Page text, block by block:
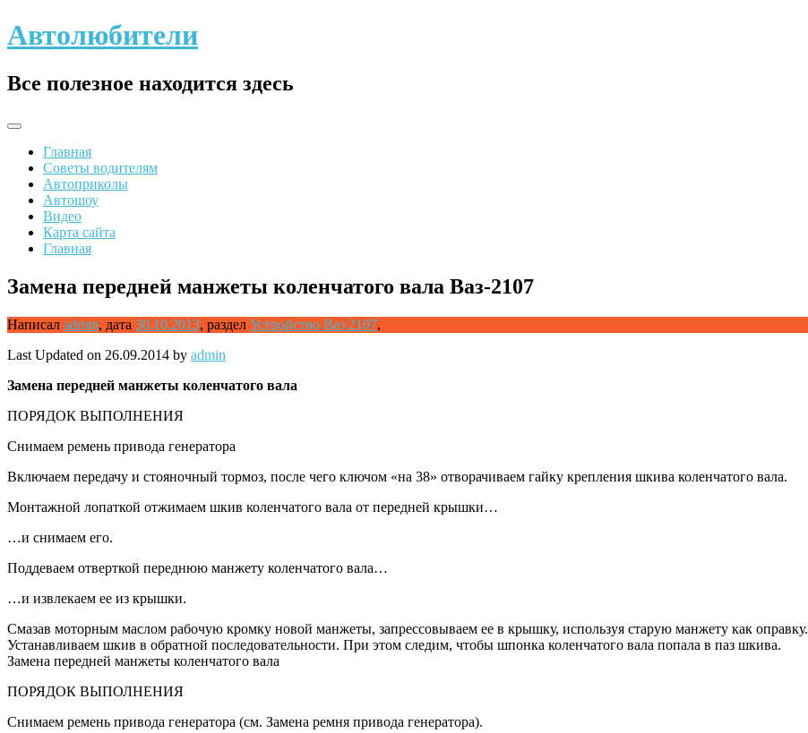
Skip
to
Автолюбители
Все полезное находится здесь
Главная
Советы водителям
Автоприколы
Автошоу
Видео
Карта сайта
Главная
Замена передней манжеты коленчатого вала Ваз-2107
Написал admin, дата 30.10.2013, раздел Устройство Ваз 2107,
Last Updated on 26.09.2014 by admin
Замена передней манжеты коленчатого вала
ПОРЯДОК ВЫПОЛНЕНИЯ
Снимаем ремень привода генератора
Включаем передачу и стояночный тормоз, после чего ключом «на 38» отворачиваем гайку крепления шкива коленчатого вала.
Монтажной лопаткой отжимаем шкив коленчатого вала от передней крышки…
…и снимаем его.
Поддеваем отверткой переднюю манжету коленчатого вала…
…и извлекаем ее из крышки.
Смазав моторным маслом рабочую кромку новой манжеты, запрессовываем ее в крышку, используя старую манжету как оправку.
Устанавливаем шкив в обратной последовательности. При этом следим, чтобы шпонка коленчатого вала попала в паз шкива.
Замена передней манжеты коленчатого вала
ПОРЯДОК ВЫПОЛНЕНИЯ
Снимаем ремень привода генератора (см. Замена ремня привода генератора).